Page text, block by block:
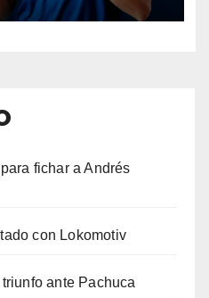
fichar a Andrés
con Lokomotiv
ante Pachuca